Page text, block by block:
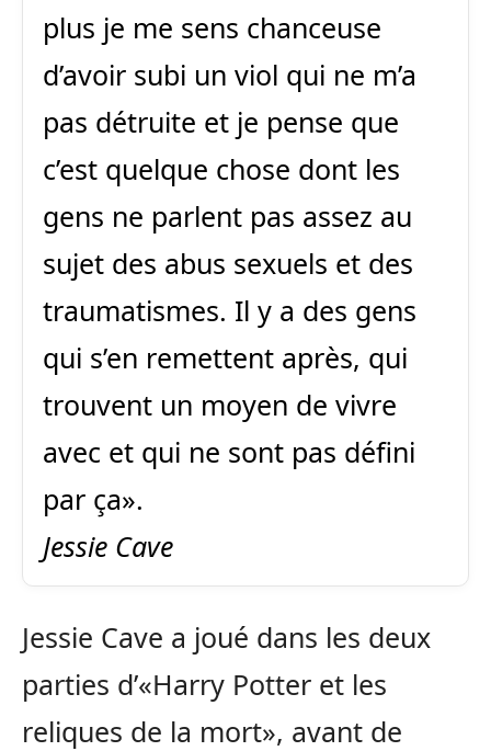
plus je me sens chanceuse
d’avoir subi un viol qui ne m’a
pas détruite et je pense que
c’est quelque chose dont les
gens ne parlent pas assez au
sujet des abus sexuels et des
traumatismes. Il y a des gens
qui s’en remettent après, qui
trouvent un moyen de vivre
avec et qui ne sont pas défini
par ça».
Jessie Cave
Jessie Cave a joué dans les deux
parties d’«Harry Potter et les
reliques de la mort», avant de